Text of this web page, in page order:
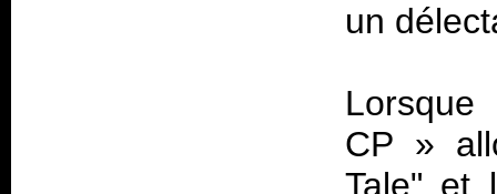
un
Lorsque
CP »
Tale" et